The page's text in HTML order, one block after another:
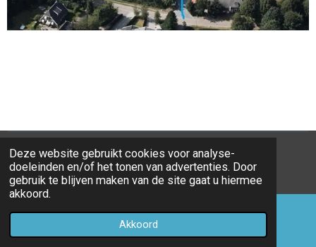
Deze website gebruikt cookies voor analyse-
doeleinden en/of het tonen van advertenties. Door
gebruik te blijven maken van de site gaat u hiermee
akkoord.
Akkoord
© 2017 - 2026 Endurancebuinen
Powered byJouwWeb
E-mailadres